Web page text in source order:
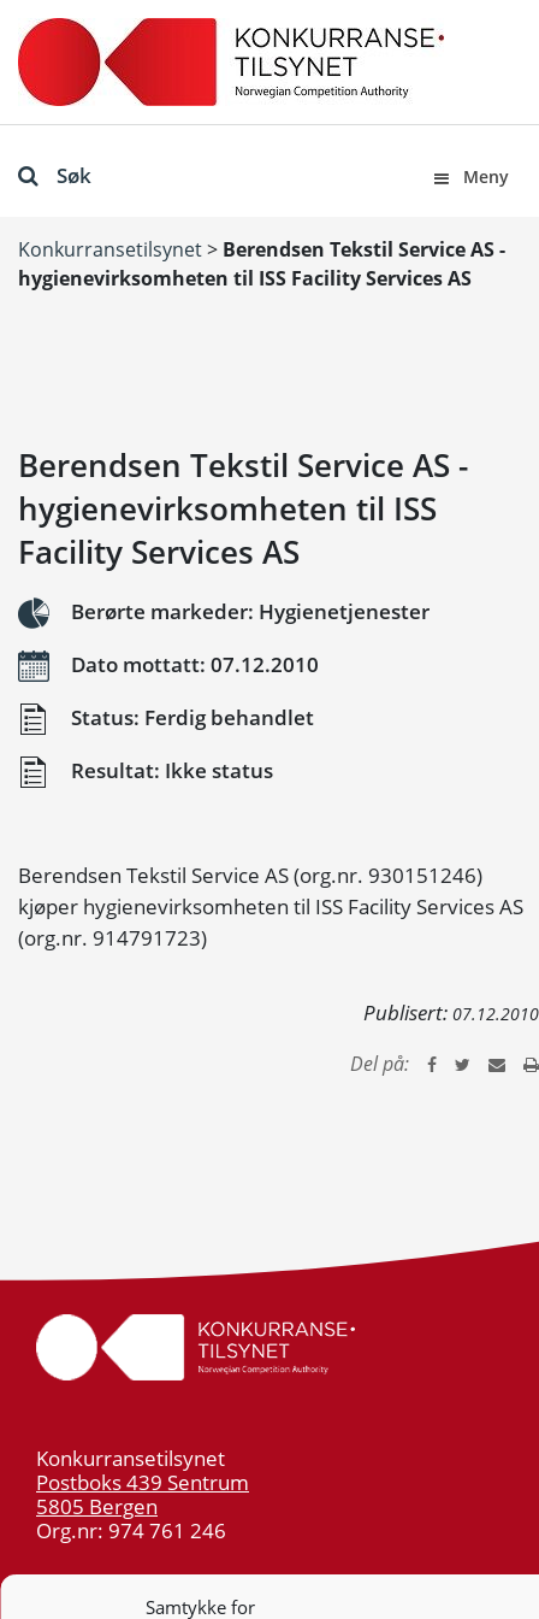
Samtykke for
Søk Meny
Konkurransetilsynet> Berendsen Tekstil Service AS -
hygienevirksomheten til ISS Facility Services AS
Berendsen Tekstil Service AS -
hygienevirksomheten til ISS
Facility Services AS
Berørte markeder: Hygienetjenester
Dato mottatt: 07.12.2010
Status: Ferdig behandlet
Resultat: Ikke status
Berendsen Tekstil Service AS (org.nr. 930151246)
kjøper hygienevirksomheten til ISS Facility Services AS
(org.nr. 914791723)
Publisert: 07.12.2010
Del på:
Konkurransetilsynet
Postboks 439 Sentrum
5805 Bergen
Org.nr: 974 761 246
55 59 75 00